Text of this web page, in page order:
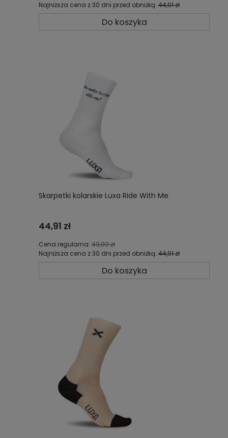
Najniższa cena z 30 dni przed obniżką: 44,91 zł
Do koszyka
Skarpetki kolarskie Luxa Ride With Me
44,91 zł
Cena regularna: 49,90 zł
Najniższa cena z 30 dni przed obniżką: 44,91 zł
Do koszyka